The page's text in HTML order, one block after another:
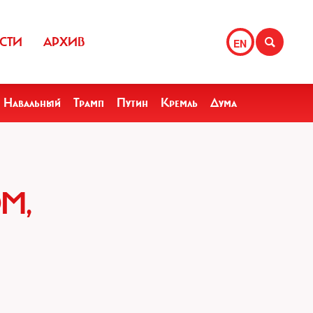
EN
АРХИВ
Навальный Трамп Путин Кремль Дума